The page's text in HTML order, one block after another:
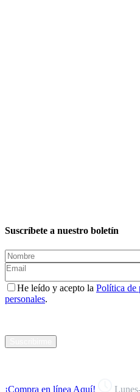
Suscríbete a nuestro boletín
He leído y acepto la Política de
personales.
¡Compra en línea Aquí!